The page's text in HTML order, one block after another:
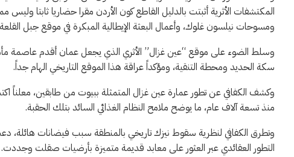
المكتشفات الأثرية أثبتت بالدليل القاطع كون الأردن مقرا حضاريا ثابتا وليس
ومسوحات نيلسون غلوك، وأعمال البعثة الإيطالية المبكرة في موقع جبل
وسلط الضوء على موقع “عين غزال” الأثري الذي يجعل عمان أقدم عاصمة
سكة الحديد ومحطة التنقية، ومؤكداً عراقة هذا الموقع التاريخي الهام جداً.
وكشف الكفافي عن تطور عمارة عين غزال المتمثلة ببيوت من طابقين،
منذ تسعة آلاف عام، ما يوضح ملامح النظام الغذائي السائد بتلك الحقبة.
وتطرق الكفافي لنظرية سقوط نيزك تاريخي بالمنطقة سبب فيضانات
التطور العقائدي عبر العثور على معابد قديمة متميزة بأرضيات صقلت وجددت.